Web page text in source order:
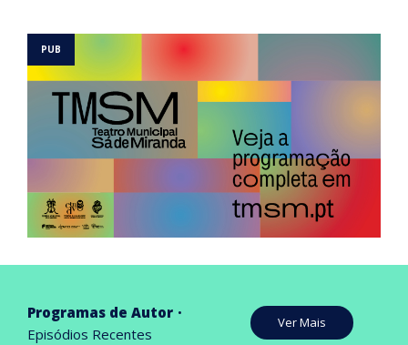
Programas de Autor
Episódios Recentes
Ver Mais